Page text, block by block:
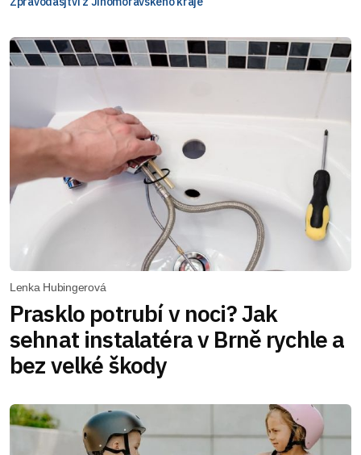
Lenka Hubingerová
Prasklo potrubí v noci? Jak
sehnat instalatéra v Brně rychle a
bez velké škody